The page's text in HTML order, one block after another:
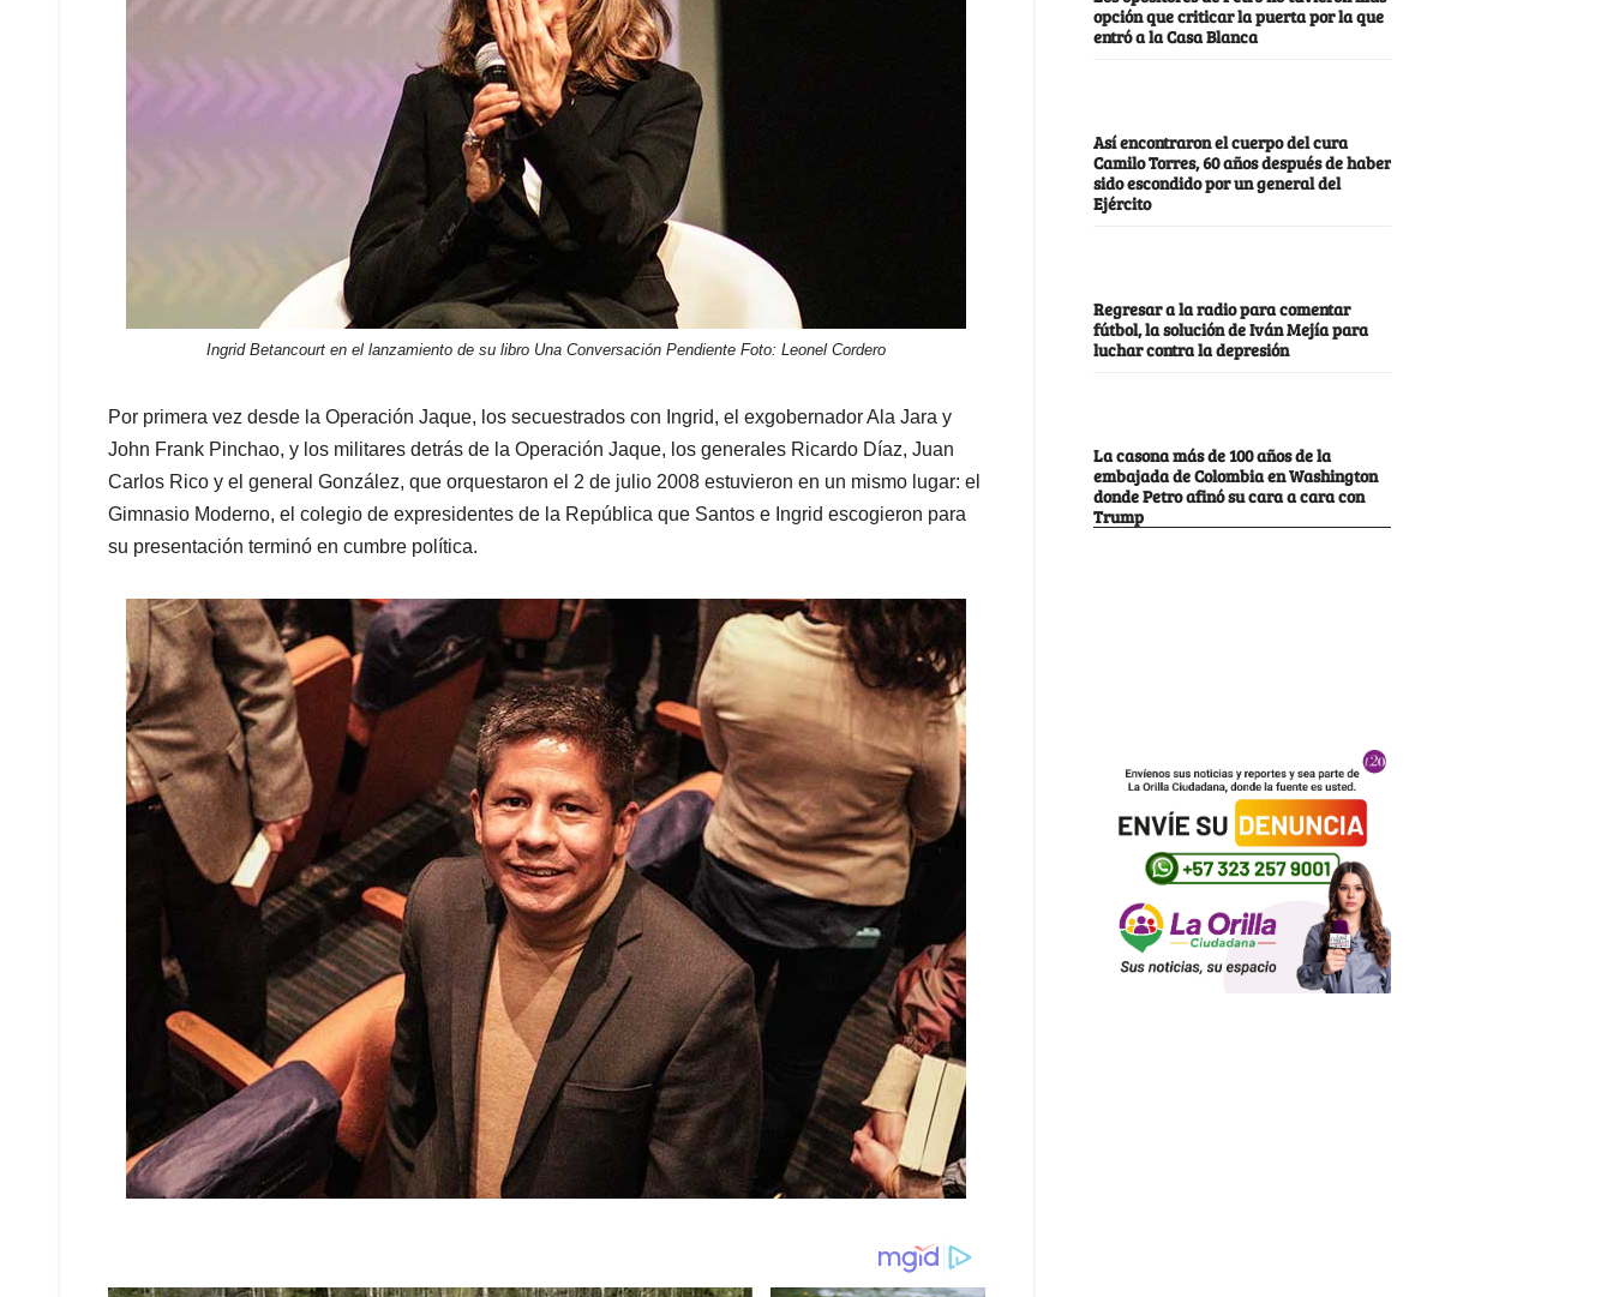
Ingrid Betancourt en el lanzamiento de su libro Una Conversación Pendiente Foto: Leonel Cordero
Por primera vez desde la Operación Jaque, los secuestrados con Ingrid, el exgobernador Ala Jara y
John Frank Pinchao, y los militares detrás de la Operación Jaque, los generales Ricardo Díaz, Juan
Carlos Rico y el general González, que orquestaron el 2 de julio 2008 estuvieron en un mismo lugar: el
Gimnasio Moderno, el colegio de expresidentes de la República que Santos e Ingrid escogieron para
su presentación terminó en cumbre política.
opción que criticar la puerta por la que
entró a la Casa Blanca
Así encontraron el cuerpo del cura
Camilo Torres, 60 años después de haber
sido escondido por un general del
Ejército
Regresar a la radio para comentar
fútbol, la solución de Iván Mejía para
luchar contra la depresión
La casona más de 100 años de la
embajada de Colombia en Washington
donde Petro afinó su cara a cara con
Trump